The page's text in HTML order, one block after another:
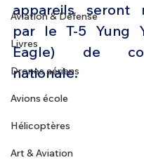
Aviation & Défense
Livres
Drones aériens
Avions école
Hélicoptères
Art & Aviation
appareils seront
par le T-5 Yung
Eagle) de
nationale.